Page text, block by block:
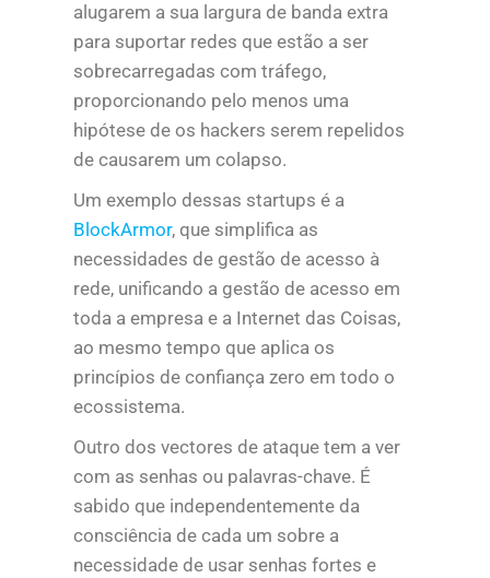
alugarem a sua largura de banda extra
para suportar redes que estão a ser
sobrecarregadas com tráfego,
proporcionando pelo menos uma
hipótese de os hackers serem repelidos
de causarem um colapso.
Um exemplo dessas startups é a
BlockArmor, que simplifica as
necessidades de gestão de acesso à
rede, unificando a gestão de acesso em
toda a empresa e a Internet das Coisas,
ao mesmo tempo que aplica os
princípios de confiança zero em todo o
ecossistema.
Outro dos vectores de ataque tem a ver
com as senhas ou palavras-chave. É
sabido que independentemente da
consciência de cada um sobre a
necessidade de usar senhas fortes e